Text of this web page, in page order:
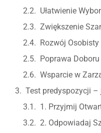
Ułatwienie
Zwiększenie
Rozwój
Poprawa
Wsparcie w
Test predyspozycji
1. Przyjmij
2. Odpowiadaj